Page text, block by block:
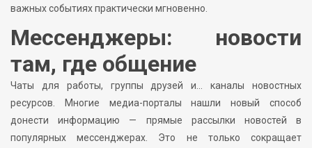
важных событиях практически мгновенно.
Мессенджеры: новости
там, где общение
Чаты для работы, группы друзей и… каналы новостных
ресурсов. Многие медиа-порталы нашли новый способ
донести информацию — прямые рассылки новостей в
популярных мессенджерах. Это не только сокращает